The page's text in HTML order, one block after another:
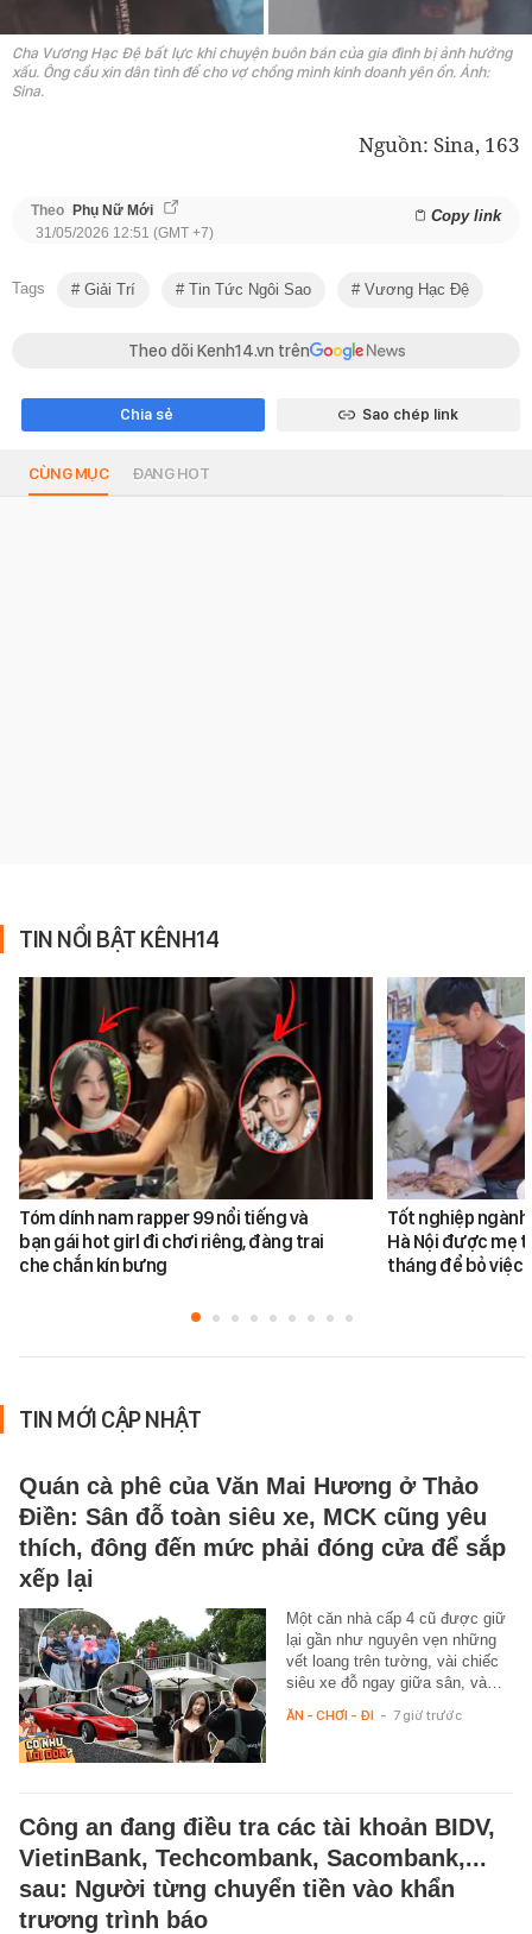
Cha Vương Hạc Đệ bất lực khi chuyện buôn bán của gia đình bị ảnh hưởng
xấu. Ông cầu xin dân tình để cho vợ chồng mình kinh doanh yên ổn. Ảnh:
Sina.
Nguồn: Sina, 163
Theo Phụ Nữ Mới Copy link
31/05/2026 12:51 (GMT +7)
Tags Giải Trí Tin Tức Ngôi Sao Vương Hạc Đệ
Theo dõi Kenh14.vn trên
Chia sẻ Sao chép link
CÙNG MỤC ĐANG HOT
TIN NỔI BẬT KÊNH14
Tóm dính nam rapper 99 nổi tiếng và
bạn gái hot girl đi chơi riêng, đàng trai
che chắn kín bưng
Tốt nghiệp
Hà Nội được mẹ
tháng để bỏ việc
TIN MỚI CẬP NHẬT
Quán cà phê của Văn Mai Hương ở Thảo
Điền: Sân đỗ toàn siêu xe, MCK cũng yêu
thích, đông đến mức phải đóng cửa để sắp
xếp lại
Một căn nhà cấp 4 cũ được giữ
lại gần như nguyên vẹn những
vết loang trên tường, vài chiếc
siêu xe đỗ ngay giữa sân, và…
ĂN - CHƠI - ĐI - 7 giờ trước
Công an đang điều tra các tài khoản BIDV,
VietinBank, Techcombank, Sacombank,...
sau: Người từng chuyển tiền vào khẩn
trương trình báo